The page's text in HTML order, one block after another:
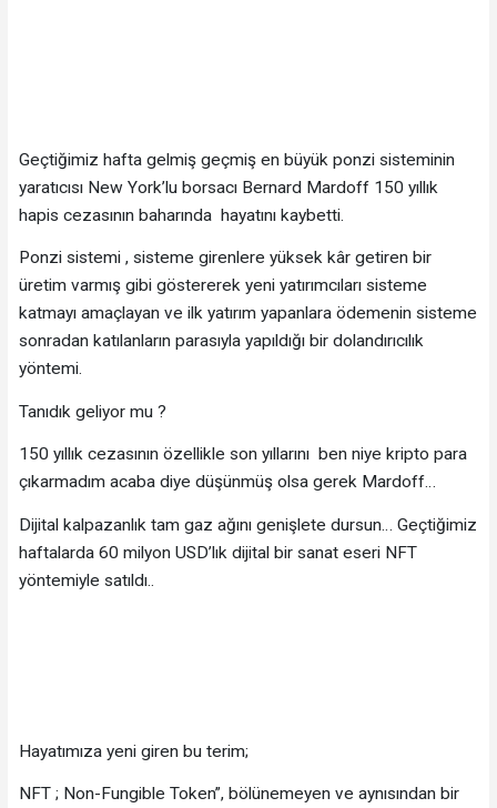
Geçtiğimiz hafta gelmiş geçmiş en büyük ponzi sisteminin
yaratıcısı New York’lu borsacı Bernard Mardoff 150 yıllık
hapis cezasının baharında hayatını kaybetti.
Ponzi sistemi , sisteme girenlere yüksek kâr getiren bir
üretim varmış gibi göstererek yeni yatırımcıları sisteme
katmayı amaçlayan ve ilk yatırım yapanlara ödemenin sisteme
sonradan katılanların parasıyla yapıldığı bir dolandırıcılık
yöntemi.
Tanıdık geliyor mu ?
150 yıllık cezasının özellikle son yıllarını ben niye kripto para
çıkarmadım acaba diye düşünmüş olsa gerek Mardoff…
Dijital kalpazanlık tam gaz ağını genişlete dursun… Geçtiğimiz
haftalarda 60 milyon USD’lık dijital bir sanat eseri NFT
yöntemiyle satıldı..
Hayatımıza yeni giren bu terim;
NFT ; Non-Fungible Token”, bölünemeyen ve aynısından bir